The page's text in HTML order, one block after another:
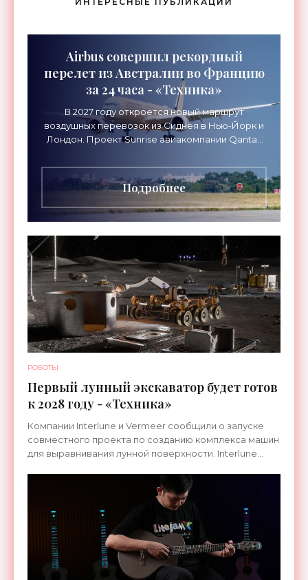
Airbus совершил рекордный
перелет из Австралии во Францию
за 24 часа - «Техника»
В 2027 году откроется новый маршрут
воздушных перевозок из Сиднея в Нью-Йорк и
Лондон. Проект Sunrise авиакомпании Qantas
длительностью до 24
Подробнее
РОБОТЫ
Первый лунный экскаватор будет готов
к 2028 году - «Техника»
Компании Interlune и Vermeer сообщили о запуске
совместного проекта по созданию комплекса машин
для выравнивания лунной поверхности. Interlune